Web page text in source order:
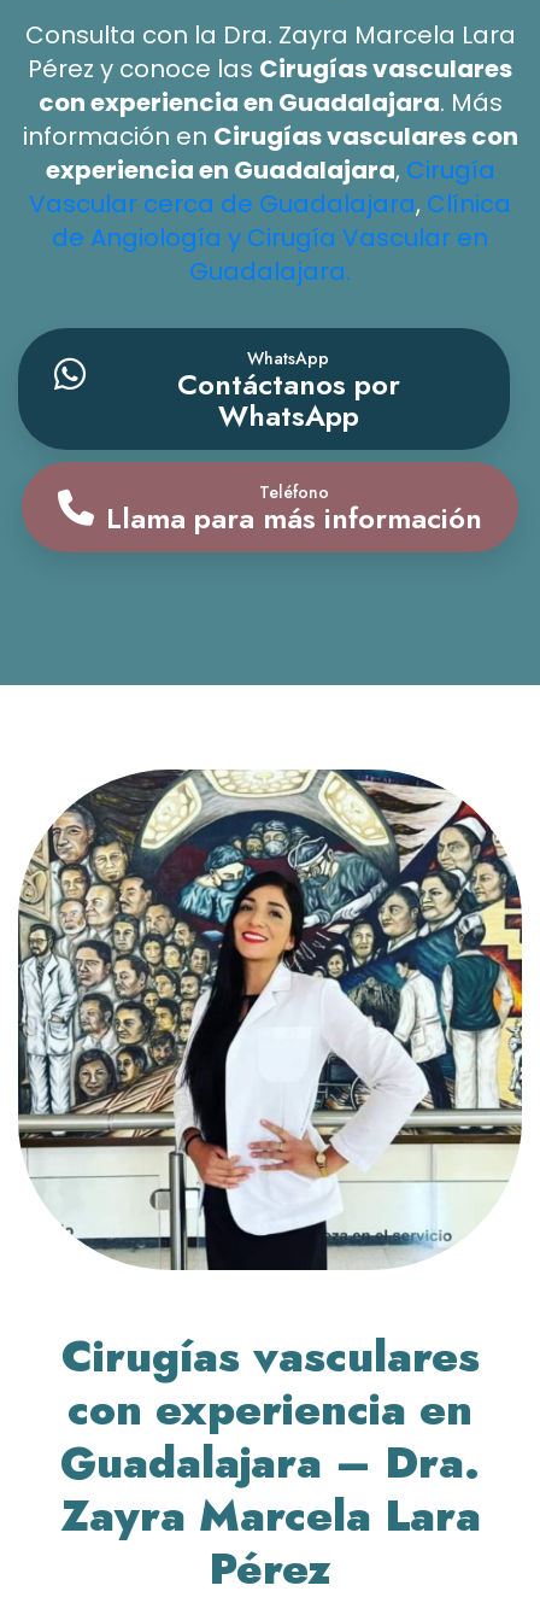
Consulta con la Dra. Zayra Marcela Lara
Pérez y conoce las Cirugías vasculares
con experiencia en Guadalajara. Más
información en Cirugías vasculares con
experiencia en Guadalajara, Cirugía
Vascular cerca de Guadalajara, Clínica
de Angiología y Cirugía Vascular en
Guadalajara.
WhatsApp
Contáctanos por
WhatsApp
Teléfono
Llama para más información
Cirugías vasculares
con experiencia en
Guadalajara – Dra.
Zayra Marcela Lara
Pérez